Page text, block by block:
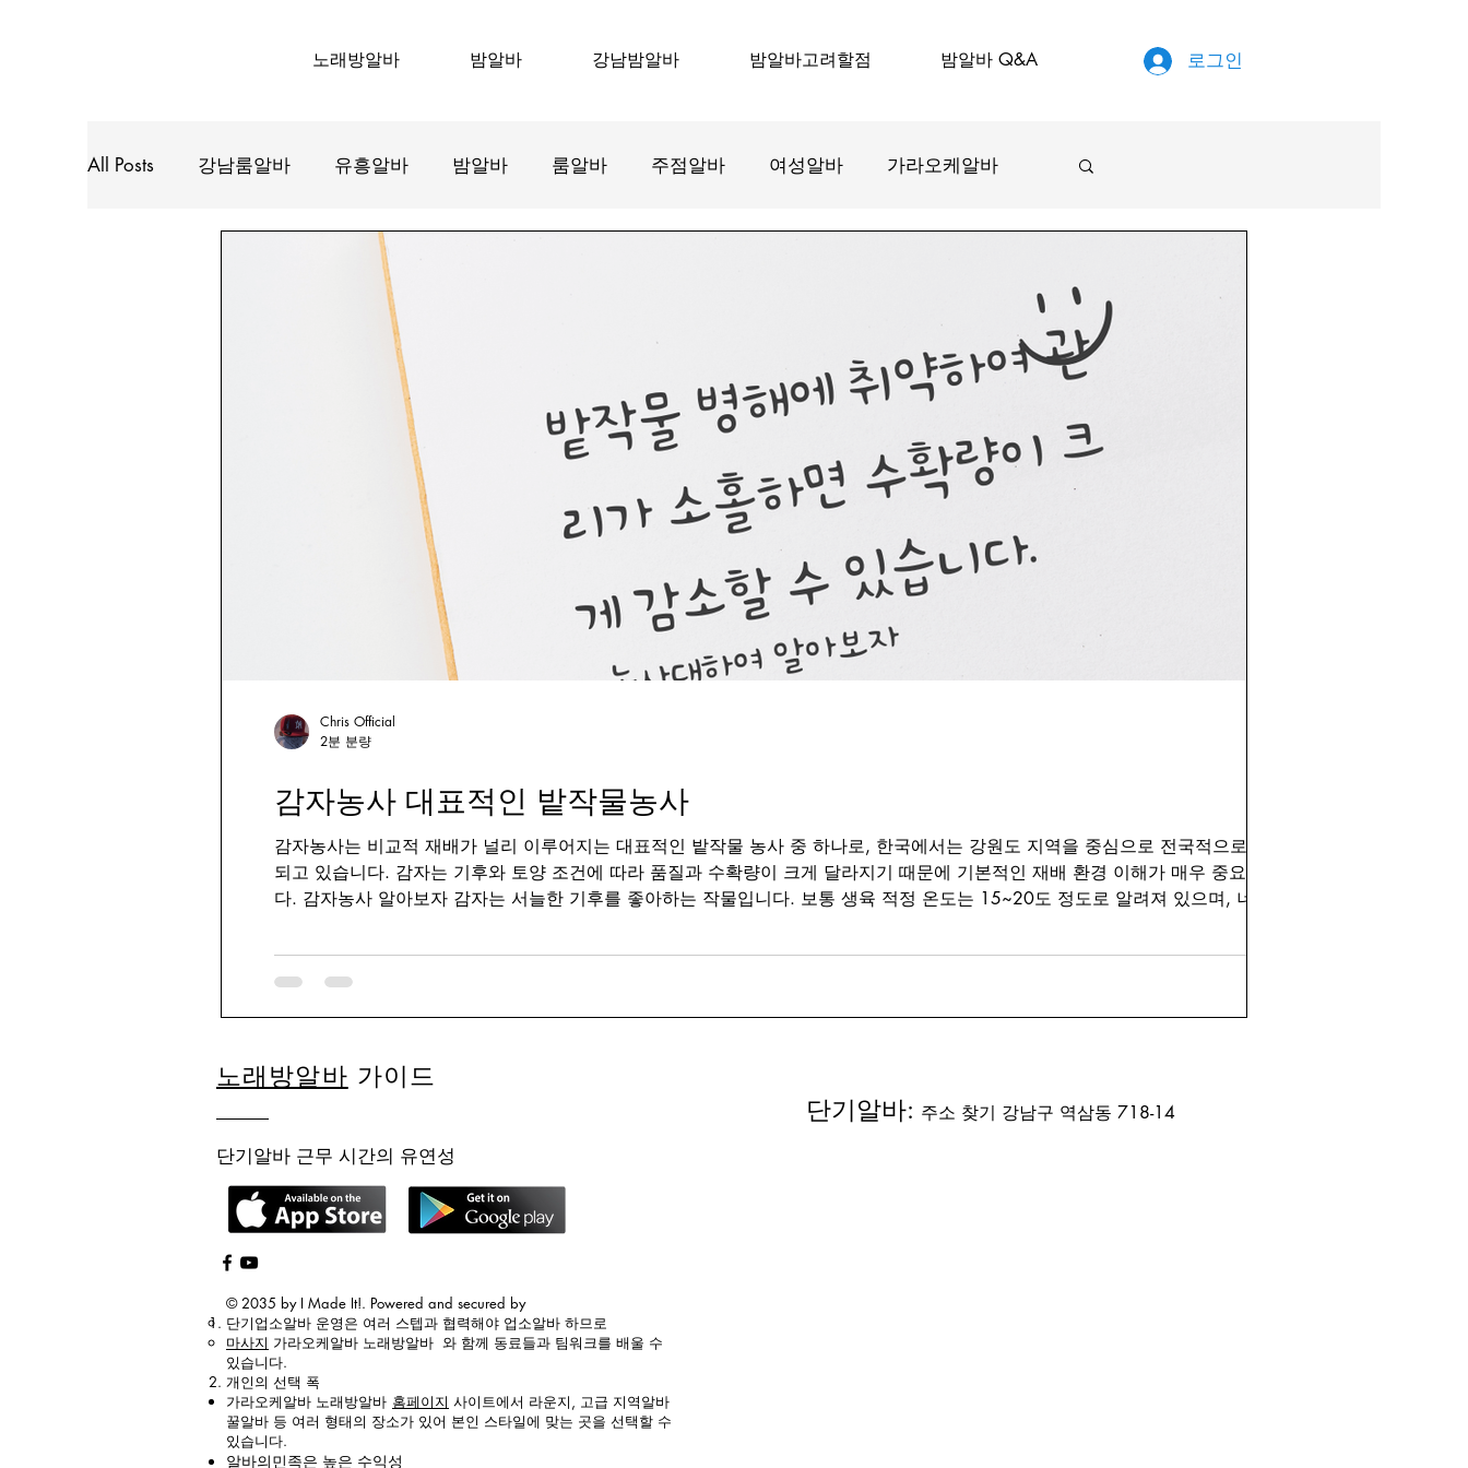
노래방알바 밤알바 강남밤알바 밤알바고려할점 밤알바 Q&A 로그인
All Posts 강남룸알바 유흥알바 밤알바 룸알바 주점알바 여성알바 가라오케알바
노래주점알바
대구유흥알바 태국마사지
태국마사지구인 스웨디시알바 스웨디시구인
감자밭
감자농사 대표적인 밭작물농사
감자농사는 비교적 재배가 널리 이루어지는 대표적인 밭작물 농사 중 하나로, 한국에서는 강원도 지역을 중심으로 전국적으로 재배
되고 있습니다. 감자는 기후와 토양 조건에 따라 품질과 수확량이 크게 달라지기 때문에 기본적인 재배 환경 이해가 매우 중요합니
다. 감자농사 알아보자 감자는 서늘한 기후를 좋아하는 작물입니다. 보통 생육 적정 온도는 15~20도 정도로 알려져 있으며, 너무 더
시기에 재배가 집중됩니다. 한국에서는 봄감자와 가을감자로 나뉘어 재배되며, 봄감자는 3~4월에 심어 6~7월에 수확하고, 가을감
자는 8~9월에 심어 10~11월에 수확하는 방식이 일반적입니다. 감자농사의 감자농사 첫 단계는 씨감자 준비입니다. 씨감자는 일반
Chris Official
2분 분량
노래방알바 가이드
단기알바: 주소 찾기 강남구 역삼동 718-14
단기알바 근무 시간의 유연성
© 2035 by I Made It!. Powered and secured by
단기업소알바 운영은 여러 스텝과 협력해야 업소알바 하므로
마사지 가라오케알바 노래방알바 와 함께 동료들과 팀워크를 배울 수
있습니다.
개인의 선택 폭
가라오케알바 노래방알바 홈페이지 사이트에서 라운지, 고급 지역알바
꿀알바 등 여러 형태의 장소가 있어 본인 스타일에 맞는 곳을 선택할 수
있습니다.
알바의민족은 높은 수익성